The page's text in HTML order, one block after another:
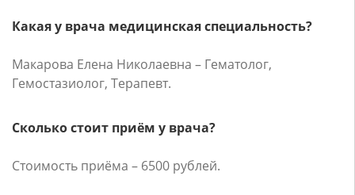
Какая у врача медицинская специальность?
Макарова Елена Николаевна – Гематолог,
Гемостазиолог, Терапевт.
Сколько стоит приём у врача?
Стоимость приёма – 6500 рублей.